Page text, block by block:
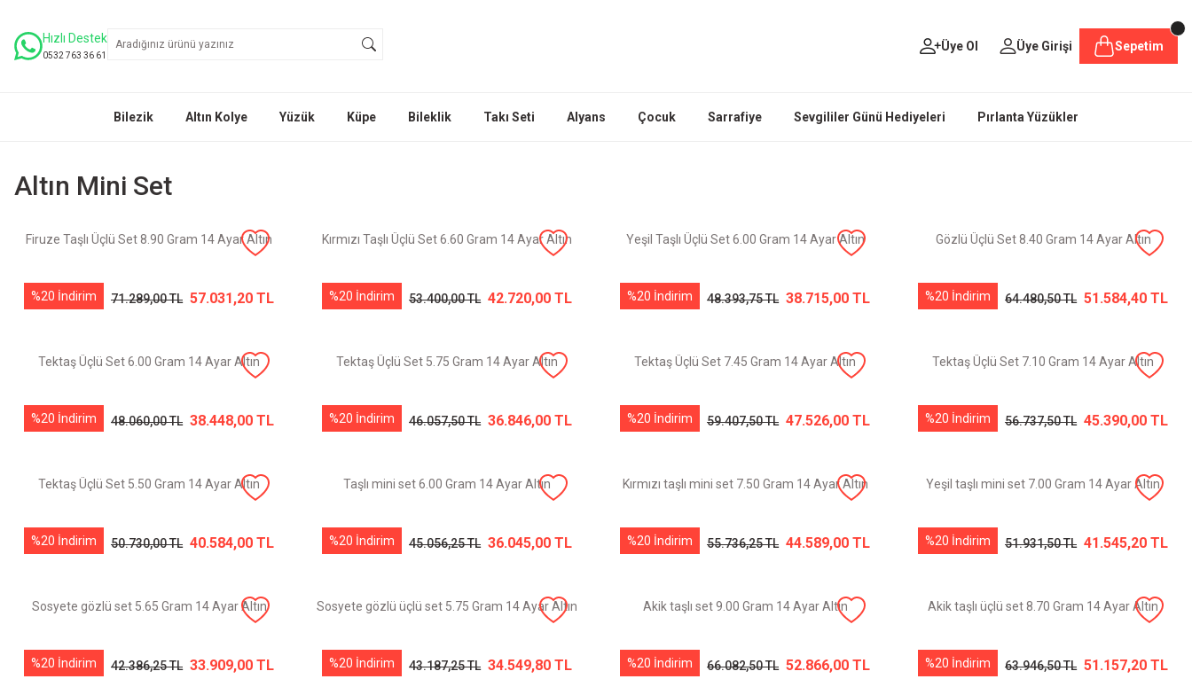
Hızlı Destek
0532 763 36 61
Üye Ol Üye Girişi Sepetim
Bilezik Altın Kolye Yüzük Küpe Bileklik Takı Seti Alyans Çocuk Sarrafiye Sevgililer Günü Hediyeleri Pırlanta Yüzükler
Altın Mini Set
Firuze Taşlı Üçlü Set 8.90 Gram 14 Ayar Altın
%20 İndirim 71.289,00 TL 57.031,20 TL
Kırmızı Taşlı Üçlü Set 6.60 Gram 14 Ayar Altın
%20 İndirim 53.400,00 TL 42.720,00 TL
Yeşil Taşlı Üçlü Set 6.00 Gram 14 Ayar Altın
%20 İndirim 48.393,75 TL 38.715,00 TL
Gözlü Üçlü Set 8.40 Gram 14 Ayar Altın
%20 İndirim 64.480,50 TL 51.584,40 TL
Tektaş Üçlü Set 6.00 Gram 14 Ayar Altın
%20 İndirim 48.060,00 TL 38.448,00 TL
Tektaş Üçlü Set 5.75 Gram 14 Ayar Altın
%20 İndirim 46.057,50 TL 36.846,00 TL
Tektaş Üçlü Set 7.45 Gram 14 Ayar Altın
%20 İndirim 59.407,50 TL 47.526,00 TL
Tektaş Üçlü Set 7.10 Gram 14 Ayar Altın
%20 İndirim 56.737,50 TL 45.390,00 TL
Tektaş Üçlü Set 5.50 Gram 14 Ayar Altın
%20 İndirim 50.730,00 TL 40.584,00 TL
Taşlı mini set 6.00 Gram 14 Ayar Altın
%20 İndirim 45.056,25 TL 36.045,00 TL
Kırmızı taşlı mini set 7.50 Gram 14 Ayar Altın
%20 İndirim 55.736,25 TL 44.589,00 TL
Yeşil taşlı mini set 7.00 Gram 14 Ayar Altın
%20 İndirim 51.931,50 TL 41.545,20 TL
Sosyete gözlü set 5.65 Gram 14 Ayar Altın
%20 İndirim 42.386,25 TL 33.909,00 TL
Sosyete gözlü üçlü set 5.75 Gram 14 Ayar Altın
%20 İndirim 43.187,25 TL 34.549,80 TL
Akik taşlı set 9.00 Gram 14 Ayar Altın
%20 İndirim 66.082,50 TL 52.866,00 TL
Akik taşlı üçlü set 8.70 Gram 14 Ayar Altın
%20 İndirim 63.946,50 TL 51.157,20 TL